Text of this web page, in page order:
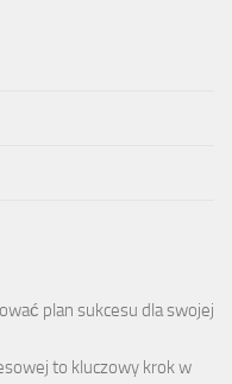
plan sukcesu dla swojej
to kluczowy krok w